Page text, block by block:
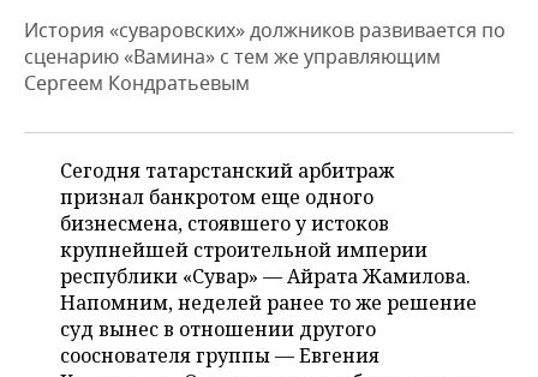
ДЕКЛАРАЦИИ О ДОХОДАХ
ВУЗЫ ТАТАРСТАНА
КОМУ ПРИНАДЛЕЖАТ
ТОРГОВЫЕ ЦЕНТРЫ
ТАТАРСТАНА
НОВОСТИ ЭКОНОМИКИ
БАНКИ
БЮДЖЕТ
ИНВЕСТИЦИИ
ПРОМЫШЛЕННОСТЬ
АГРОПРОМ
МАШИНОСТРОЕНИЕ
НЕФТЕХИМИЯ
НЕФТЬ
НОВОСТИ НЕДВИЖИМОСТИ
АВТО
НОВОСТИ АВТО
БИЗНЕС
НОВОСТИ БИЗНЕСА
РОЗНИЧНАЯ ТОРГОВЛЯ
ТЕХНОЛОГИИ
НОВОСТИ ТЕХНОЛОГИЙ
МЕРОПРИЯТИЯ
История «суваровских» должников развивается по
сценарию «Вамина» с тем же управляющим
Сергеем Кондратьевым
Сегодня татарстанский арбитраж
признал банкротом еще одного
бизнесмена, стоявшего у истоков
крупнейшей строительной империи
республики «Сувар» — Айрата Жамилова.
Напомним, неделей ранее то же решение
суд вынес в отношении другого
сооснователя группы — Евгения